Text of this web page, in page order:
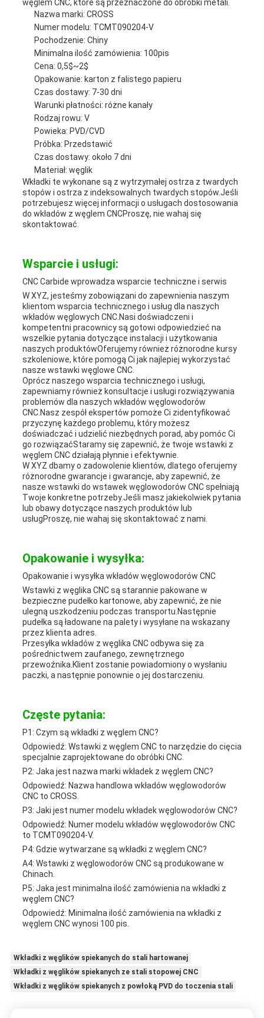
węglem CNC, które są przeznaczone do obróbki metali.
Nazwa marki: CROSS
Numer modelu: TCMT090204-V
Pochodzenie: Chiny
Minimalna ilość zamówienia: 100pis
Cena: 0,5$~2$
Opakowanie: karton z falistego papieru
Czas dostawy: 7-30 dni
Warunki płatności: różne kanały
Rodzaj rowu: V
Powieka: PVD/CVD
Próbka: Przedstawić
Czas dostawy: około 7 dni
Materiał: węglik
Wkładki te wykonane są z wytrzymałej ostrza z twardych
stopów i ostrza z indeksowalnych twardych stopów.Jeśli
potrzebujesz więcej informacji o usługach dostosowania
do wkładów z węglem CNCProszę, nie wahaj się
skontaktować.
Wsparcie i usługi:
CNC Carbide wprowadza wsparcie techniczne i serwis
W XYZ, jesteśmy zobowiązani do zapewnienia naszym
klientom wsparcia technicznego i usług dla naszych
wkładów węglowych CNC.Nasi doświadczeni i
kompetentni pracownicy są gotowi odpowiedzieć na
wszelkie pytania dotyczące instalacji i użytkowania
naszych produktówOferujemy również różnorodne kursy
szkoleniowe, które pomogą Ci jak najlepiej wykorzystać
nasze wstawki węglowe CNC.
Oprócz naszego wsparcia technicznego i usługi,
zapewniamy również konsultacje i usługi rozwiązywania
problemów dla naszych wkładów węglowodorów
CNC.Nasz zespół ekspertów pomoże Ci zidentyfikować
przyczynę każdego problemu, który możesz
doświadczać i udzielić niezbędnych porad, aby pomóc Ci
go rozwiązaćStaramy się zapewnić, że twoje wstawki z
węglem CNC działają płynnie i efektywnie.
W XYZ dbamy o zadowolenie klientów, dlatego oferujemy
różnorodne gwarancje i gwarancje, aby zapewnić, że
nasze wstawki do wstawek węglowodorów CNC spełniają
Twoje konkretne potrzeby.Jeśli masz jakiekolwiek pytania
lub obawy dotyczące naszych produktów lub
usługProszę, nie wahaj się skontaktować z nami.
Opakowanie i wysyłka:
Opakowanie i wysyłka wkładów węglowodorów CNC
Wstawki z węglika CNC są starannie pakowane w
bezpieczne pudełko kartonowe, aby zapewnić, że nie
ulegną uszkodzeniu podczas transportu.Następnie
pudełka są ładowane na palety i wysyłane na wskazany
przez klienta adres.
Przesyłka wkładów z węglika CNC odbywa się za
pośrednictwem zaufanego, zewnętrznego
przewoźnika.Klient zostanie powiadomiony o wysłaniu
paczki, a następnie ponownie o jej dostarczeniu.
Częste pytania:
P1: Czym są wkładki z węglem CNC?
Odpowiedź: Wstawki z węglem CNC to narzędzie do cięcia
specjalnie zaprojektowane do obróbki CNC.
P2: Jaka jest nazwa marki wkładek z węglem CNC?
Odpowiedź: Nazwa handlowa wkładów węglowodorów
CNC to CROSS.
P3: Jaki jest numer modelu wkładek węglowodorów CNC?
Odpowiedź: Numer modelu wkładów węglowodorów CNC
to TCMT090204-V.
P4: Gdzie wytwarzane są wkładki z węglem CNC?
A4: Wstawki z węglowodorów CNC są produkowane w
Chinach.
P5: Jaka jest minimalna ilość zamówienia na wkładki z
węglem CNC?
Odpowiedź: Minimalna ilość zamówienia na wkładki z
węglem CNC wynosi 100 pis.
Wkładki z węglików spiekanych do stali hartowanej
Wkładki z węglików spiekanych ze stali stopowej CNC
Wkładki z węglików spiekanych z powłoką PVD do toczenia stali